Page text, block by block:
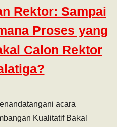
Rektor: Sampai
Proses yang
Calon Rektor
acara
Kualitatif Bakal